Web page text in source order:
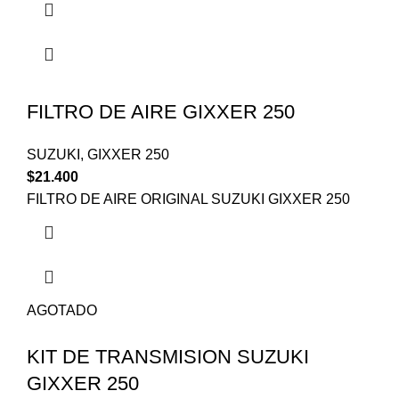
FILTRO DE AIRE GIXXER 250
SUZUKI , GIXXER 250
$21.400
FILTRO DE AIRE ORIGINAL SUZUKI GIXXER 250
AGOTADO
KIT DE TRANSMISION SUZUKI
GIXXER 250